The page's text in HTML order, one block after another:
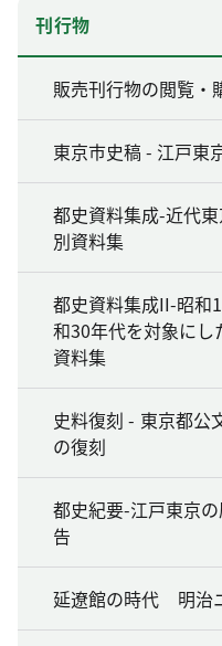
刊行物
販売刊行物の閲覧・
東京市史稿 - 江戸東
都史資料集成-近代
別資料集
都史資料集成II-昭和
和30年代を対象にし
資料集
史料復刻 - 東京都公
の復刻
都史紀要-江戸東京
告
延遼館の時代 明治